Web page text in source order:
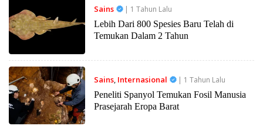
Sains
| 1 Tahun Lalu
Lebih Dari 800 Spesies Baru Telah di
Temukan Dalam 2 Tahun
Sains, Internasional
| 1 Tahun Lalu
Peneliti Spanyol Temukan Fosil Manusia
Prasejarah Eropa Barat